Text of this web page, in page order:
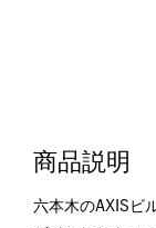
商品説明
六本木のAXISビ